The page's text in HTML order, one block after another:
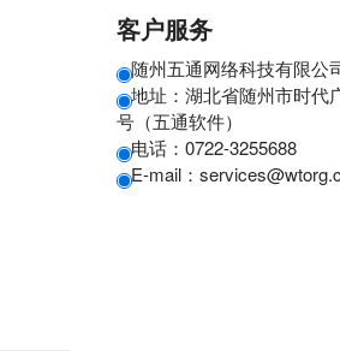
客户服务
随州五通网络科技有限公
地址：湖北省随州市时代
号（五通软件）
电话：0722-3255688
E-mail：